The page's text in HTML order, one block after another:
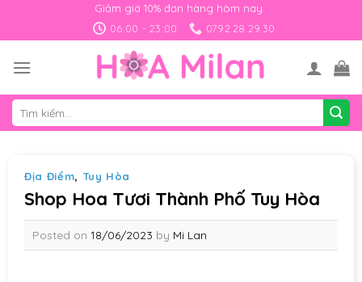
Giảm giá 10% đơn hàng hôm nay
06:00 - 23:00
0792.28.29.30
Tìm
kiếm:
Địa Điểm, Tuy Hòa
Shop Hoa Tươi Thành Phố Tuy Hòa
Posted on 18/06/2023 by Mi Lan